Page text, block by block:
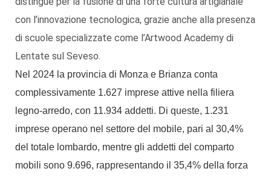
con l’innovazione tecnologica, grazie anche alla presenza
di scuole specializzate come l’Artwood Academy di
Lentate sul Seveso.
Nel 2024 la provincia di Monza e Brianza conta
complessivamente 1.627 imprese attive nella filiera
legno-arredo, con 11.934 addetti. Di queste, 1.231
imprese operano nel settore del mobile, pari al 30,4%
del totale lombardo, mentre gli addetti del comparto
mobili sono 9.696, rappresentando il 35,4% della forza